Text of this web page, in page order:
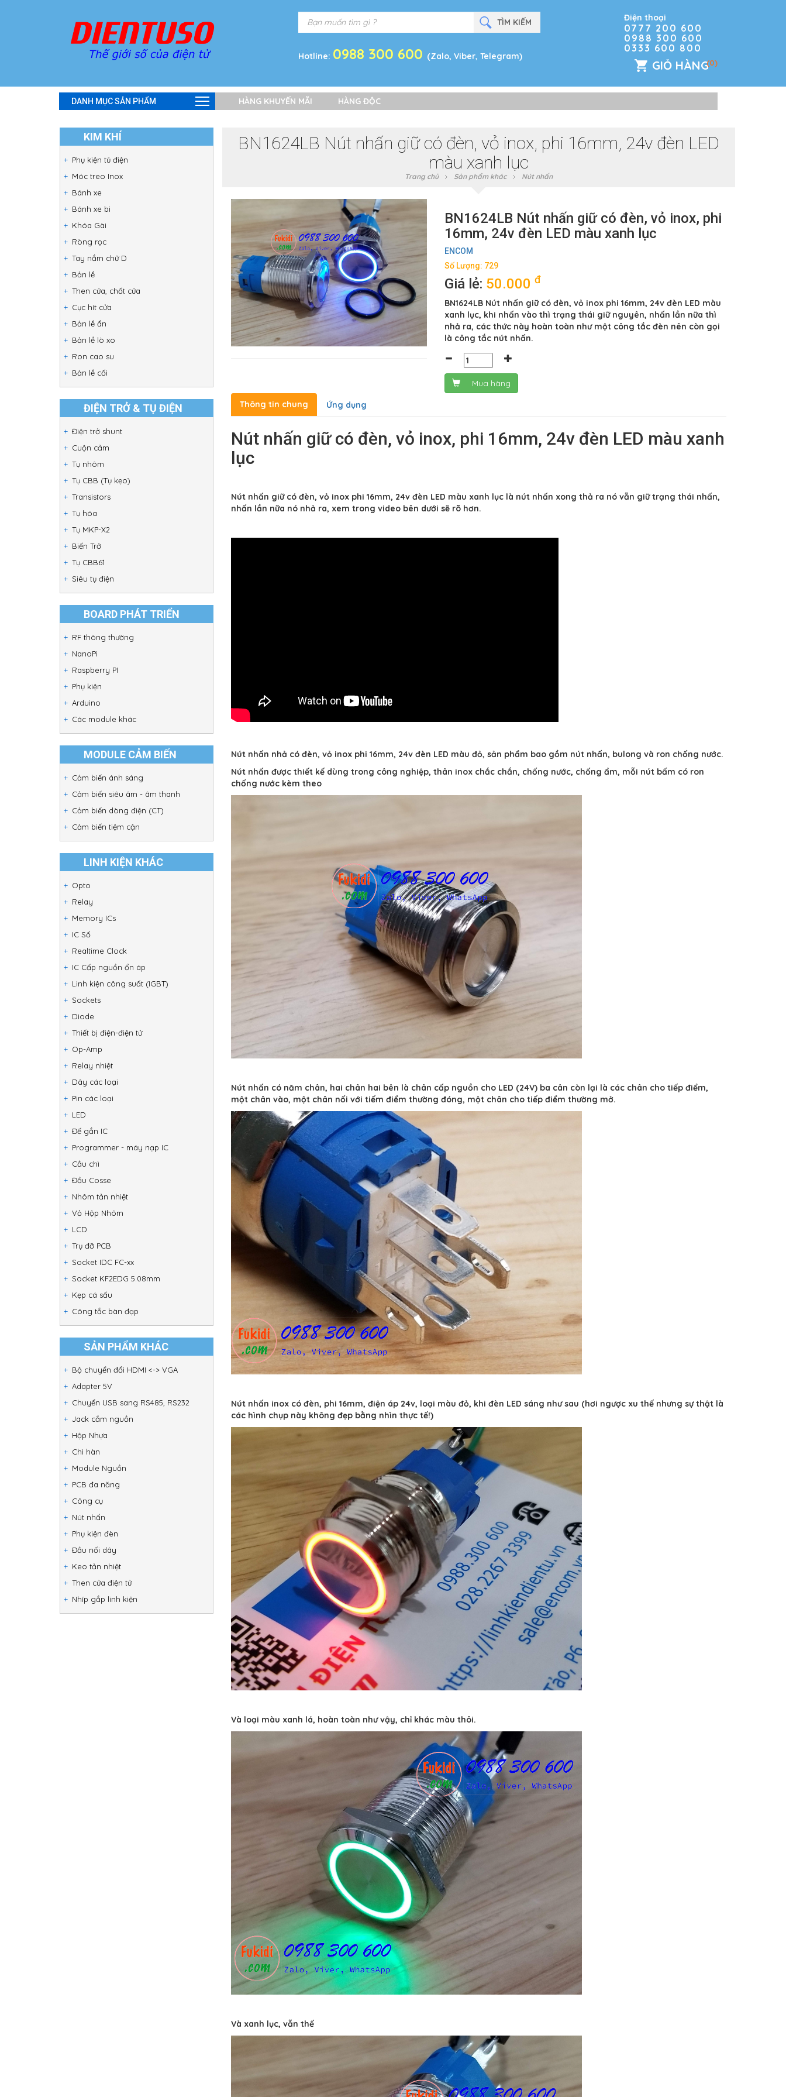
Hotline: 0988 300 600 (Zalo, Viber, Telegram)
Điện thoại
0777 200 600
0988 300 600
0333 600 800
GIỎ HÀNG(0)
DANH MỤC SẢN PHẨM HÀNG KHUYẾN MÃI HÀNG ĐỘC
KIM KHÍ
Phụ kiện tủ điện
Móc treo Inox
Bánh xe
Bánh xe bi
Khóa Gài
Ròng rọc
Tay nắm chữ D
Bản lề
Then cửa, chốt cửa
Cục hít cửa
Bản lề ẩn
Bản lề lò xo
Ron cao su
Bản lề cối
ĐIỆN TRỞ & TỤ ĐIỆN
Điện trở shunt
Cuộn cảm
Tụ nhôm
Tụ CBB (Tụ kẹo)
Transistors
Tụ hóa
Tụ MKP-X2
Biến Trở
Tụ CBB61
Siêu tụ điện
BOARD PHÁT TRIỂN
RF thông thường
NanoPi
Raspberry PI
Phụ kiện
Arduino
Các module khác
MODULE CẢM BIẾN
Cảm biến ánh sáng
Cảm biến siêu âm - âm thanh
Cảm biến dòng điện (CT)
Cảm biến tiệm cận
LINH KIỆN KHÁC
Opto
Relay
Memory ICs
IC Số
Realtime Clock
IC Cấp nguồn ổn áp
Linh kiện công suất (IGBT)
Sockets
Diode
Thiết bị điện-điện tử
Op-Amp
Relay nhiệt
Dây các loại
Pin các loại
LED
Đế gắn IC
Programmer - máy nạp IC
Cầu chì
Đầu Cosse
Nhôm tản nhiệt
Vỏ Hộp Nhôm
LCD
Trụ đỡ PCB
Socket IDC FC-xx
Socket KF2EDG 5.08mm
Kẹp cá sấu
Công tắc bàn đạp
SẢN PHẨM KHÁC
Bộ chuyển đổi HDMI <-> VGA
Adapter 5V
Chuyển USB sang RS485, RS232
Jack cắm nguồn
Hộp Nhựa
Chì hàn
Module Nguồn
PCB đa năng
Công cụ
Nút nhấn
Phụ kiện đèn
Đầu nối dây
Keo tản nhiệt
Then cửa điện tử
Nhíp gắp linh kiện
BN1624LB Nút nhấn giữ có đèn, vỏ inox, phi 16mm, 24v đèn LED
màu xanh lục
Trang chủ Sản phẩm khác Nút nhấn
BN1624LB Nút nhấn giữ có đèn, vỏ inox, phi
16mm, 24v đèn LED màu xanh lục
ENCOM
Số Lượng: 729
Giá lẻ: 50.000đ
BN1624LB Nút nhấn giữ có đèn, vỏ inox phi 16mm, 24v đèn LED màu
xanh lục, khi nhấn vào thì trạng thái giữ nguyên, nhấn lần nữa thì
nhả ra, các thức này hoàn toàn như một công tắc đèn nên còn gọi
là công tắc nút nhấn.
Mua hàng
Thông tin chung
Ứng dụng
Nút nhấn giữ có đèn, vỏ inox, phi 16mm, 24v đèn LED màu xanh
lục
Nút nhấn giữ có đèn, vỏ inox phi 16mm, 24v đèn LED màu xanh lục là nút nhấn xong thả ra nó vẫn giữ trạng thái nhấn,
nhấn lần nữa nó nhả ra, xem trong video bên dưới sẽ rõ hơn.
Nút nhấn nhả có đèn, vỏ inox phi 16mm, 24v đèn LED màu đỏ, sản phẩm bao gồm nút nhấn, bulong và ron chống nước.
Nút nhấn được thiết kế dùng trong công nghiệp, thân inox chắc chắn, chống nước, chống ẩm, mỗi nút bấm có ron
chống nước kèm theo
Nút nhấn có năm chân, hai chân hai bên là chân cấp nguồn cho LED (24V) ba cân còn lại là các chân cho tiếp điểm,
một chân vào, một chân nối với tiếm điểm thường đóng, một chân cho tiếp điểm thường mở.
Nút nhấn inox có đèn, phi 16mm, điện áp 24v, loại màu đỏ, khi đèn LED sáng như sau (hơi ngược xu thế nhưng sự thật là
các hình chụp này không đẹp bằng nhìn thực tế!)
Và loại màu xanh lá, hoàn toàn như vậy, chỉ khác màu thôi.
Và xanh lục, vẫn thế